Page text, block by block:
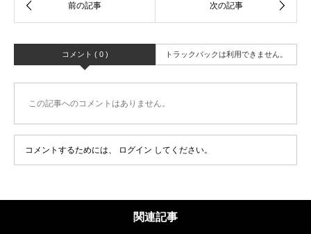
コメント ( 0 ) トラックバックは利用できません。
この記事へのコメントはありません。
コメントするためには、 ログイン してください。
関連記事